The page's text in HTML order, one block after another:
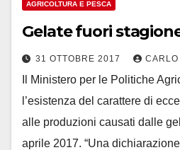
AGRICOLTURA E PESCA
Gelate fuori
31 OTTOBRE 2017 CARLO
Il Ministero per le Politiche
l’esistenza del carattere di
alle produzioni causati dalle
aprile 2017. “Una